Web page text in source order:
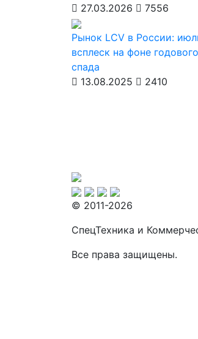
27.03.2026
7556
Рынок LCV в России:
всплеск на фоне годового
спада
13.08.2025
2410
© 2011-2026
СпецТехника и
Все права защищены.